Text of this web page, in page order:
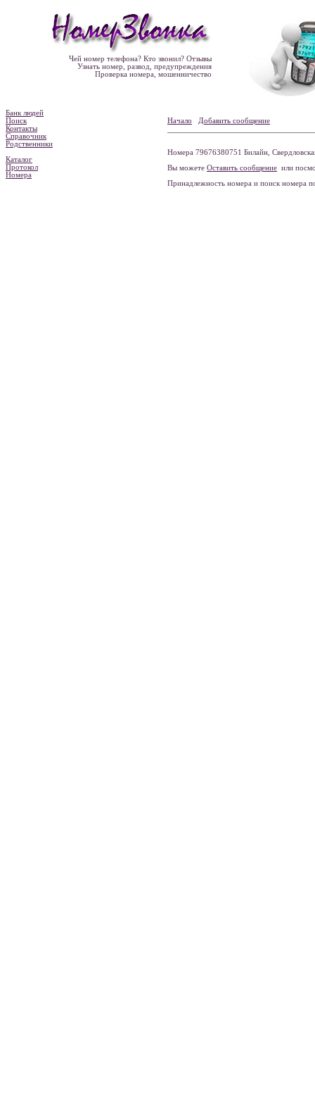
Чей номер телефона? Кто звонил? Отзывы
Узнать номер, развод, предупреждения
Проверка номера, мошенничество
Банк людей
Поиск
Контакты
Справочник
Родственники
Каталог
Протокол
Номера
Начало Добавить сообщение
Номера 79676380751 Билайн,
Вы можете Оставить сообщение или
Принадлежность номера и поиск номера